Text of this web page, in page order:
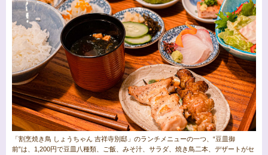
「割烹焼き鳥 しょうちゃん 吉祥寺別邸」のランチメニューの一つ、“豆皿御
前”は、1,200円で豆皿八種類、ご飯、みそ汁、サラダ、焼き鳥二本、デザートがセ